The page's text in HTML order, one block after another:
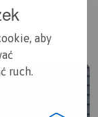
aby
ruch.